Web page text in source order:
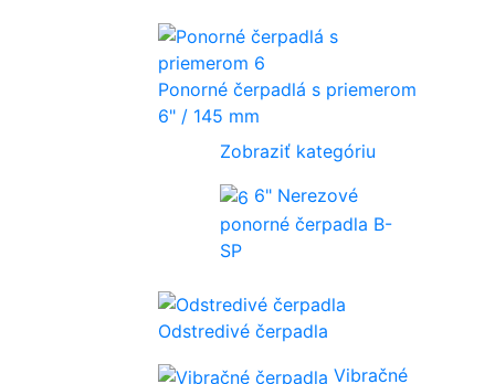
Ponorné čerpadlá s priemerom
6" / 145 mm
Zobraziť kategóriu
6" Nerezové
ponorné čerpadla B-
SP
Odstredivé čerpadla
Vibračné